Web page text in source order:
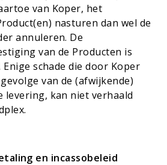
van Koper, het
nasturen dan wel de
annuleren. De
van de Producten is
schade die door Koper
van de (afwijkende)
levering, kan niet verhaald
en incassobeleid